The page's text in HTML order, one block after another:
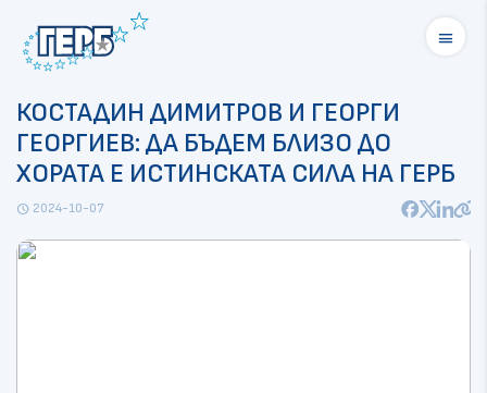
menu
КОСТАДИН ДИМИТРОВ И ГЕОРГИ
ГЕОРГИЕВ: ДА БЪДЕМ БЛИЗО ДО
ХОРАТА Е ИСТИНСКАТА СИЛА НА ГЕРБ
schedule 2024-10-07